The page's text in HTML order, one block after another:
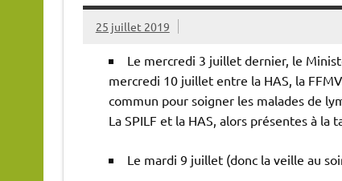
25 juillet 2019
Le mercredi 3 juillet dernier, le
mercredi 10 juillet entre la HAS, la
commun pour soigner les malades de
La SPILF et la HAS, alors présentes à la
Le mardi 9 juillet (donc la veille au